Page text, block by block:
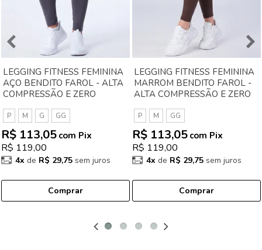
LEGGING FITNESS FEMININA
AÇO BENDITO FAROL - ALTA
COMPRESSÃO E ZERO
P M G GG
R$ 119,00
R$ 113,05 com Pix
4x de R$ 29,75 sem juros
Comprar
LEGGING FITNESS FEMININA
MARROM BENDITO FAROL -
ALTA COMPRESSÃO E ZERO
P M GG
R$ 119,00
R$ 113,05 com Pix
4x de R$ 29,75 sem juros
Comprar